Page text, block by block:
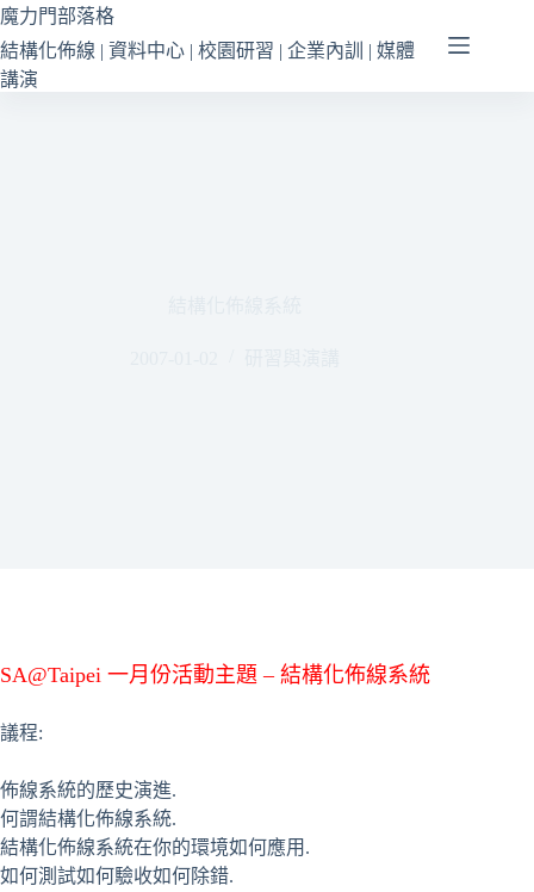
跳
至
主
魔力門部落格
結構化佈線 | 資料中心 | 校園研習 | 企業內訓 | 媒體
講演
SA@Taipei 一月份活動主題 – 結構化佈線系統
議程:
佈線系統的歷史演進.
何謂結構化佈線系統.
結構化佈線系統在你的環境如何應用.
如何測試如何驗收如何除錯.